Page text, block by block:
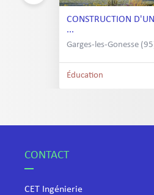
CONSTRUCTION
...
Garges-les-Gonesse
Éducation
CONTACT
CET Ingénierie